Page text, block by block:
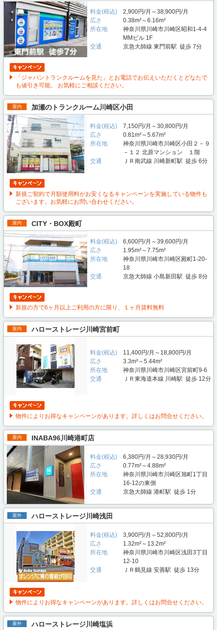
料金(税込)
2,900円/月～38,900円/月
広さ
0.38m²～6.16m²
所在地
神奈川県川崎市川崎区昭和1-4-4
MMビル 1F
交通
京急大師線 東門前駅 徒歩 7分
「ジャパントランクルームを見た」とお電話でお伝えいただくとどなたで
も値引き可能。 お気軽にご相談ください。
屋内 加瀬のトランクルーム川崎区小田
料金(税込)
7,150円/月～30,800円/月
広さ
0.81m²～5.67m²
所在地
神奈川県川崎市川崎区小田２－９
－１２ 北原マンション １階
交通
ＪＲ南武線 川崎新町駅 徒歩 6分
新規ご契約で月額使用料がお安くなるキャンペーンを実施している物件も
ございます。お気軽にお問い合わせください。
屋内 CITY・BOX殿町
料金(税込)
6,600円/月～39,600円/月
広さ
1.95m²～7.75m²
所在地
神奈川県川崎市川崎区殿町1-20-
18
交通
京急大師線 小島新田駅 徒歩 8分
新規の方で6ヶ月以上ご利用の方に限り、１ヶ月賃料無料
屋内 ハローストレージ川崎宮前町
料金(税込)
11,400円/月～18,800円/月
広さ
3.3m²～5.44m²
所在地
神奈川県川崎市川崎区宮前町9-6
交通
ＪＲ東海道本線 川崎駅 徒歩 12分
物件によりお得なキャンペーンがあります。詳しくはお問合せください。
屋内 INABA96川崎港町店
料金(税込)
6,380円/月～28,930円/月
広さ
0.77m²～4.88m²
所在地
神奈川県川崎市川崎区旭町1丁目
16-12の東側
交通
京急大師線 港町駅 徒歩 1分
屋外 ハローストレージ川崎浅田
料金(税込)
3,900円/月～52,800円/月
広さ
1.32m²～13.2m²
所在地
神奈川県川崎市川崎区浅田3丁目
12-10
交通
ＪＲ鶴見線 安善駅 徒歩 13分
物件によりお得なキャンペーンがあります。詳しくはお問合せください。
屋外 ハローストレージ川崎塩浜